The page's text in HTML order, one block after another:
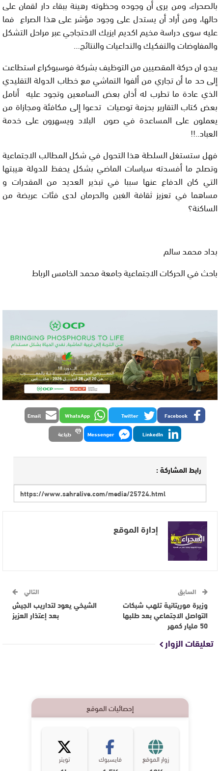
بالصحراء، ومن يرى أن وجوده وحظوته رهينة ببقاء دار لقمان على
حالها، ومن أراد أن يستدل على وجود مؤشر على هذا الصراع فما
عليه سوى دراسة مخيم اكديم ايزيك الاحتجاجي عبر مراحل التشكل
والمفاوضات والتفكيك والتداعيات والنتائج…
يبدو ان حركة المقصيين من التوظيف بشركة فوسبوكراع استطاعت
إلى حد ما أن تجاري من ألفوا التماشي مع خطاب الدولة التقليدي
الذي عادة ما تطرب له أذان بعض السامعين وتجود عليه أنامل
بعض كتاب التقارير بحزمة توصيات تدعوا إلى مكافئة ومجازاة من
يعملون على المساعدة في صون البلاد ويسهرون على خدمة
العباد..!!
فهل ستستغل السلطة هذا التحول في شكل المطالب الاجتماعية
وتصلح ما أفسدته سياسات الماضي بشكل يحفظ للدولة هيبتها
التي كان الدفاع عنها سببا في تبذير العديد من المقدرات و
مساهما في تعزيز ثقافة الغبن والحرمان لدى فئات عريضة من
الساكنة؟
بداد محمد سالم
باحث في الحركات الاجتماعية جامعة محمد الخامس الرباط
Facebook
Twitter
WhatsApp
Email
LinkedIn
Messenger طباعة
رابط المشاركة :
إدارة الموقع
السابق
وزيرة موريتانية تلهب شبكات
التواصل الاجتماعي بعد طلبها
50 مليار كمهر
التالي
الشيخي يعود لتداريب الجيش
بعد إعتذار العزيز
تعليقات الزوار
إحصائيات الموقع
زوار الموقع فايسبوك تويتر